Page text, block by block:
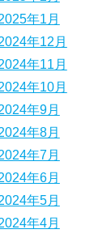
年1月
年12月
年11月
年10月
年9月
年8月
年7月
年6月
年5月
年4月